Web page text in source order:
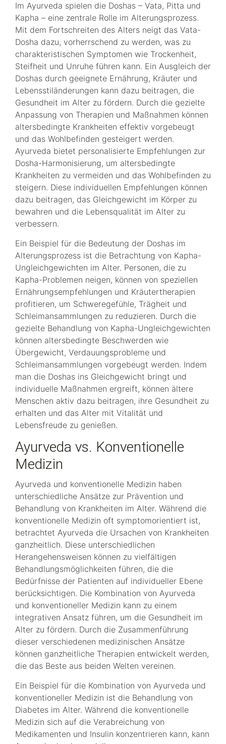
Im Ayurveda spielen die Doshas – Vata, Pitta und
Kapha – eine zentrale Rolle im Alterungsprozess.
Mit dem Fortschreiten des Alters neigt das Vata-
Dosha dazu, vorherrschend zu werden, was zu
charakteristischen Symptomen wie Trockenheit,
Steifheit und Unruhe führen kann. Ein Ausgleich der
Doshas durch geeignete Ernährung, Kräuter und
Lebensstiländerungen kann dazu beitragen, die
Gesundheit im Alter zu fördern. Durch die gezielte
Anpassung von Therapien und Maßnahmen können
altersbedingte Krankheiten effektiv vorgebeugt
und das Wohlbefinden gesteigert werden.
Ayurveda bietet personalisierte Empfehlungen zur
Dosha-Harmonisierung, um altersbedingte
Krankheiten zu vermeiden und das Wohlbefinden zu
steigern. Diese individuellen Empfehlungen können
dazu beitragen, das Gleichgewicht im Körper zu
bewahren und die Lebensqualität im Alter zu
verbessern.
Ein Beispiel für die Bedeutung der Doshas im
Alterungsprozess ist die Betrachtung von Kapha-
Ungleichgewichten im Alter. Personen, die zu
Kapha-Problemen neigen, können von speziellen
Ernährungsempfehlungen und Kräutertherapien
profitieren, um Schweregefühle, Trägheit und
Schleimansammlungen zu reduzieren. Durch die
gezielte Behandlung von Kapha-Ungleichgewichten
können altersbedingte Beschwerden wie
Übergewicht, Verdauungsprobleme und
Schleimansammlungen vorgebeugt werden. Indem
man die Doshas ins Gleichgewicht bringt und
individuelle Maßnahmen ergreift, können ältere
Menschen aktiv dazu beitragen, ihre Gesundheit zu
erhalten und das Alter mit Vitalität und
Lebensfreude zu genießen.
Ayurveda vs. Konventionelle
Medizin
Ayurveda und konventionelle Medizin haben
unterschiedliche Ansätze zur Prävention und
Behandlung von Krankheiten im Alter. Während die
konventionelle Medizin oft symptomorientiert ist,
betrachtet Ayurveda die Ursachen von Krankheiten
ganzheitlich. Diese unterschiedlichen
Herangehensweisen können zu vielfältigen
Behandlungsmöglichkeiten führen, die die
Bedürfnisse der Patienten auf individueller Ebene
berücksichtigen. Die Kombination von Ayurveda
und konventioneller Medizin kann zu einem
integrativen Ansatz führen, um die Gesundheit im
Alter zu fördern. Durch die Zusammenführung
dieser verschiedenen medizinischen Ansätze
können ganzheitliche Therapien entwickelt werden,
die das Beste aus beiden Welten vereinen.
Ein Beispiel für die Kombination von Ayurveda und
konventioneller Medizin ist die Behandlung von
Diabetes im Alter. Während die konventionelle
Medizin sich auf die Verabreichung von
Medikamenten und Insulin konzentrieren kann, kann